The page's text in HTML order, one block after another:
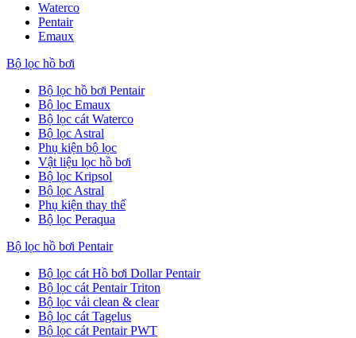
Waterco
Pentair
Emaux
Bộ lọc hồ bơi
Bộ lọc hồ bơi Pentair
Bộ lọc Emaux
Bộ lọc cát Waterco
Bộ lọc Astral
Phụ kiện bộ lọc
Vật liệu lọc hồ bơi
Bộ lọc Kripsol
Bộ lọc Astral
Phụ kiện thay thế
Bộ lọc Peraqua
Bộ lọc hồ bơi Pentair
Bộ lọc cát Hồ bơi Dollar Pentair
Bộ lọc cát Pentair Triton
Bộ lọc vải clean & clear
Bộ lọc cát Tagelus
Bộ lọc cát Pentair PWT